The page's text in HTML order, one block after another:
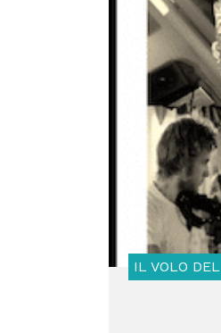
IL VOLO